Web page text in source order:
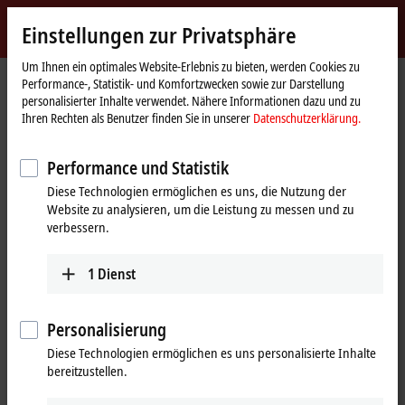
Beckhoff
-
New
Automation
Technology
myBeckhoff
StartseiteUnternehmen News C6015 | Ultra-Compact-IPC
Mit Klick auf "Akzeptieren" zeigen wir das Video und passen die
Einstellung zur Privatsphäre an, dabei wird externer Inhalt von
Vimeo geladen. Beachten Sie dazu bitte unsere
12.12.2016
Einstellungen zur Privatsphäre
Um Ihnen ein optimales Website-Erlebnis zu bieten, werden Cookies zu
Performance-, Statistik- und Komfortzwecken sowie zur Darstellung
personalisierter Inhalte verwendet. Nähere Informationen dazu und zu
Ihren Rechten als Benutzer finden Sie in unserer Datenschutzerklärung.
Performance und Statistik
Diese Technologien ermöglichen es uns, die Nutzung der
Website zu analysieren, um die Leistung zu messen und zu
verbessern.
1 Dienst
Personalisierung
Diese Technologien ermöglichen es uns personalisierte Inhalte
bereitzustellen.